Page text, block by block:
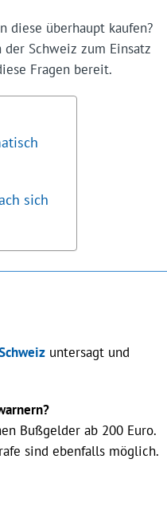
diese überhaupt kaufen?
Schweiz zum Einsatz
Fragen bereit.
sich
untersagt und
Bußgelder ab 200 Euro.
sind ebenfalls möglich.